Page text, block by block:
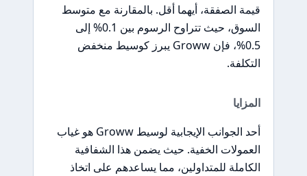
قيمة الصفقة، أيهما أقل. بالمقارنة مع متوسط
السوق، حيث تتراوح الرسوم بين 0.1% إلى
0.5%، فإن Groww يبرز كوسيط منخفض
التكلفة.
المزايا
أحد الجوانب الإيجابية لوسيط Groww هو غياب
العمولات الخفية. حيث يضمن هذا الشفافية
الكاملة للمتداولين، مما يساعدهم على اتخاذ